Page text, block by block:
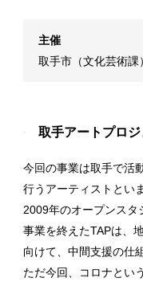
主催
取手市（文化芸術課）
取手アートプロ
今回の事業は取手で活
行うアーティストとい
2009年のオープンスタ
事業を終えたTAPは、
向けて、中間支援の仕
ただ今回、コロナとい